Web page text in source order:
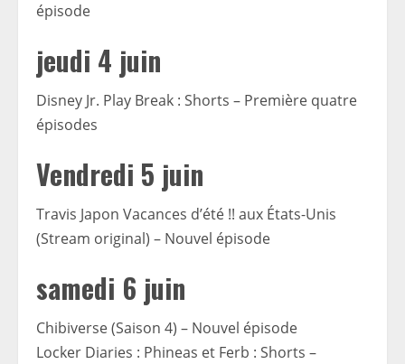
épisode
jeudi 4 juin
Disney Jr. Play Break : Shorts – Première quatre
épisodes
Vendredi 5 juin
Travis Japon Vacances d’été !! aux États-Unis
(Stream original) – Nouvel épisode
samedi 6 juin
Chibiverse (Saison 4) – Nouvel épisode
Locker Diaries : Phineas et Ferb : Shorts –